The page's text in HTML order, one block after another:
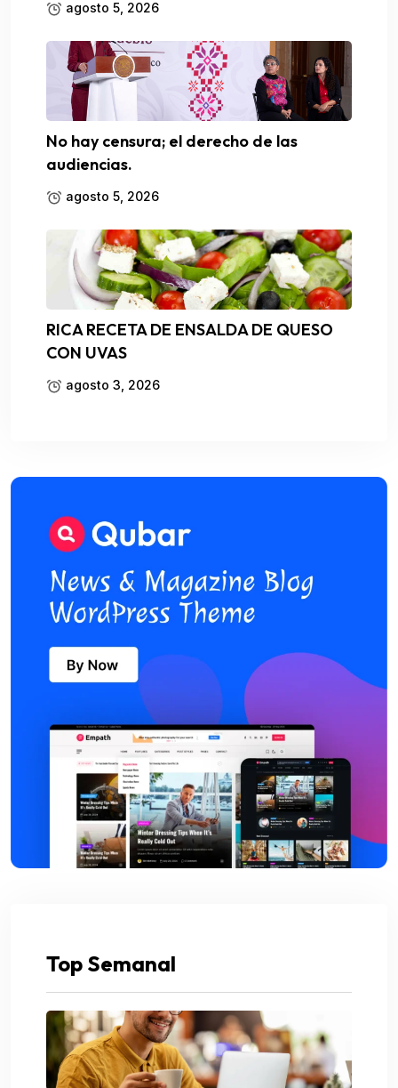
agosto 5, 2026
No hay censura; el derecho de las
audiencias.
agosto 5, 2026
RICA RECETA DE ENSALDA DE QUESO
CON UVAS
agosto 3, 2026
Top Semanal